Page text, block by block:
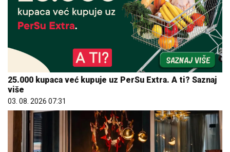
25.000 kupaca već kupuje uz PerSu Extra. A ti? Saznaj
više
03. 08. 2026 07:31